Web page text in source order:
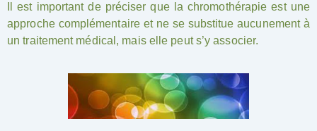
Il est important de préciser que la chromothérapie est une
approche complémentaire et ne se substitue aucunement à
un traitement médical, mais elle peut s’y associer.